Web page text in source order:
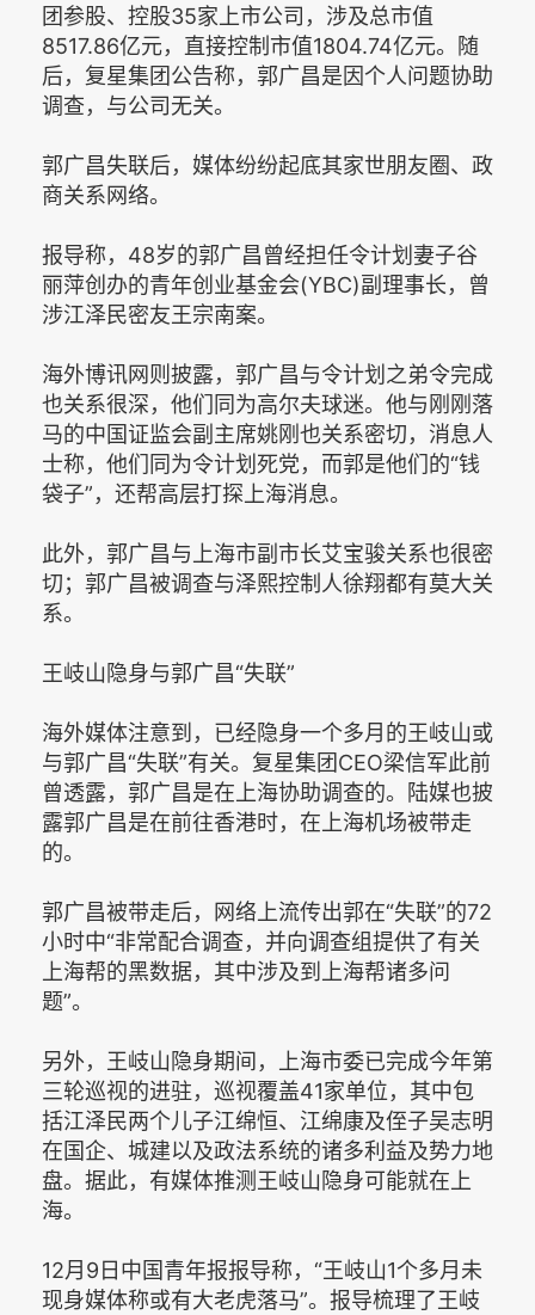
团参股、控股35家上市公司，涉及总市值
8517.86亿元，直接控制市值1804.74亿元。随
后，复星集团公告称，郭广昌是因个人问题协助
调查，与公司无关。
郭广昌失联后，媒体纷纷起底其家世朋友圈、政
商关系网络。
报导称，48岁的郭广昌曾经担任令计划妻子谷
丽萍创办的青年创业基金会(YBC)副理事长，曾
涉江泽民密友王宗南案。
海外博讯网则披露，郭广昌与令计划之弟令完成
也关系很深，他们同为高尔夫球迷。他与刚刚落
马的中国证监会副主席姚刚也关系密切，消息人
士称，他们同为令计划死党，而郭是他们的“钱
袋子”，还帮高层打探上海消息。
此外，郭广昌与上海市副市长艾宝骏关系也很密
切；郭广昌被调查与泽熙控制人徐翔都有莫大关
系。
王岐山隐身与郭广昌“失联”
海外媒体注意到，已经隐身一个多月的王岐山或
与郭广昌“失联”有关。复星集团CEO梁信军此前
曾透露，郭广昌是在上海协助调查的。陆媒也披
露郭广昌是在前往香港时，在上海机场被带走
的。
郭广昌被带走后，网络上流传出郭在“失联”的72
小时中“非常配合调查，并向调查组提供了有关
上海帮的黑数据，其中涉及到上海帮诸多问
题”。
另外，王岐山隐身期间，上海市委已完成今年第
三轮巡视的进驻，巡视覆盖41家单位，其中包
括江泽民两个儿子江绵恒、江绵康及侄子吴志明
在国企、城建以及政法系统的诸多利益及势力地
盘。据此，有媒体推测王岐山隐身可能就在上
海。
12月9日中国青年报报导称，“王岐山1个多月未
现身媒体称或有大老虎落马”。报导梳理了王岐